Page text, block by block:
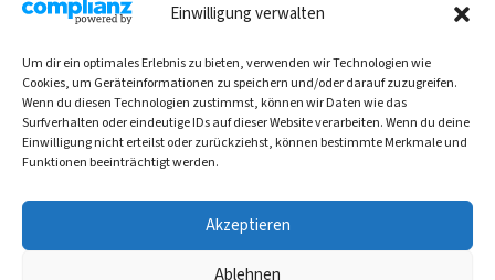
Einwilligung verwalten
Um dir ein optimales Erlebnis zu bieten, verwenden wir Technologien wie
Cookies, um Geräteinformationen zu speichern und/oder darauf zuzugreifen.
Wenn du diesen Technologien zustimmst, können wir Daten wie das
Surfverhalten oder eindeutige IDs auf dieser Website verarbeiten. Wenn du deine
Einwilligung nicht erteilst oder zurückziehst, können bestimmte Merkmale und
Funktionen beeinträchtigt werden.
Akzeptieren
Ablehnen
März 2026
Januar 2026
Dezember 2025
Copyright © 2026 Cordei Clottey